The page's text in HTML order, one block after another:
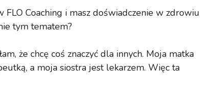
Coaching i masz doświadczenie w zdrowiu
tym tematem?
że chcę coś znaczyć dla innych. Moja matka
a moja siostra jest lekarzem. Więc ta